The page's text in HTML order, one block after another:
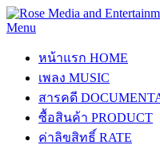
Menu
หน้าแรก HOME
เพลง MUSIC
สารคดี
ซื้อสินค้า PRODUCT
ค่าลิขสิทธิ์ RATE